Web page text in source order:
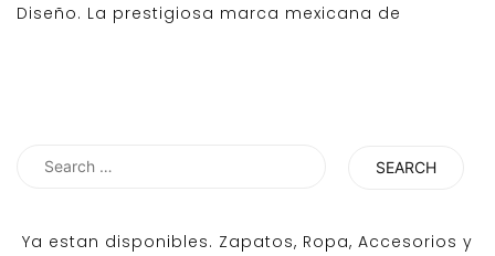
Diseño. La prestigiosa marca mexicana de
Search
Ya estan disponibles. Zapatos, Ropa, Accesorios y